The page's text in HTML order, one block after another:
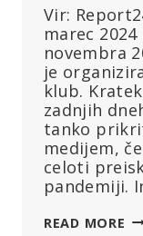
Vir:
marec
novembra
je
klub.
zadnjih
tanko
medijem,
celoti
pandemiji.
READ MORE